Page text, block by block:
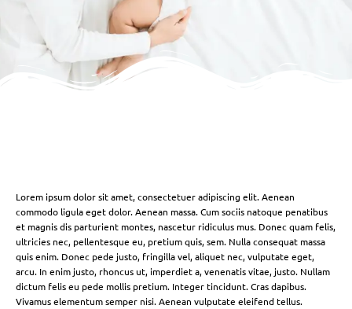
Lorem ipsum dolor sit amet, consectetuer adipiscing elit. Aenean
commodo ligula eget dolor. Aenean massa. Cum sociis natoque penatibus
et magnis dis parturient montes, nascetur ridiculus mus. Donec quam felis,
ultricies nec, pellentesque eu, pretium quis, sem. Nulla consequat massa
quis enim. Donec pede justo, fringilla vel, aliquet nec, vulputate eget,
arcu. In enim justo, rhoncus ut, imperdiet a, venenatis vitae, justo. Nullam
dictum felis eu pede mollis pretium. Integer tincidunt. Cras dapibus.
Vivamus elementum semper nisi. Aenean vulputate eleifend tellus.